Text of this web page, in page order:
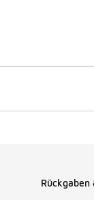
Rückgaben